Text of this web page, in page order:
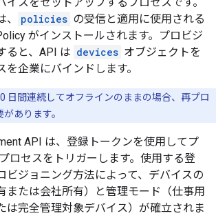
policies の受信と適用に使用される
がインストールされます。プロビジ
ると、API は devices オブジェクトを
企業にバインドします。
日間連続してオフラインのままの場合、再プロ
あります。
API は、登録トークンを使用してプ
ロセスをトリガーします。使用する登
ビジョニング方法によって、デバイスの
または会社所有）と管理モード（仕事用
は完全管理対象デバイス）が確立されま